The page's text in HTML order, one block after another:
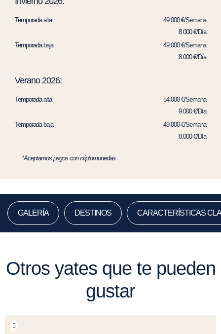
Temporada alta
49.000 €/Semana
8.000 €/Día
Temporada baja
49.000 €/Semana
8.000 €/Día
Verano 2026:
Temporada alta
54.000 €/Semana
9.000 €/Día
Temporada baja
49.000 €/Semana
8.000 €/Día
*Aceptamos pagos con criptomonedas
GALERÍA DESTINOS CARACTERÍSTICAS
Otros yates que te pueden
gustar